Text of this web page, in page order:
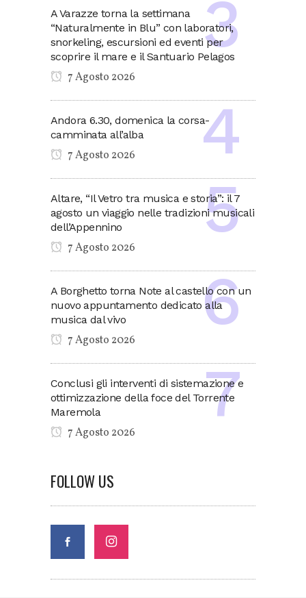
A Varazze torna la settimana
“Naturalmente in Blu” con laboratori,
snorkeling, escursioni ed eventi per
scoprire il mare e il Santuario Pelagos
7 Agosto 2026
Andora 6.30, domenica la corsa-
camminata all’alba
7 Agosto 2026
Altare, “Il Vetro tra musica e storia”: il 7
agosto un viaggio nelle tradizioni musicali
dell’Appennino
7 Agosto 2026
A Borghetto torna Note al castello con un
nuovo appuntamento dedicato alla
musica dal vivo
7 Agosto 2026
Conclusi gli interventi di sistemazione e
ottimizzazione della foce del Torrente
Maremola
7 Agosto 2026
FOLLOW US